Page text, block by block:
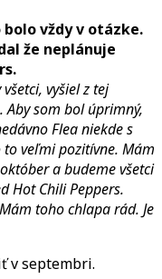
bolo vždy v otázke.
že neplánuje
vyšiel z tej
Aby som bol úprimný,
Flea niekde s
veľmi pozitívne. Mám
a budeme všetci
Hot Chili Peppers.
toho chlapa rád. Je
v septembri.